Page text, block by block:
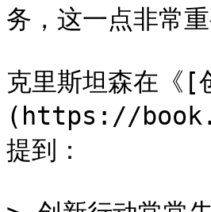
务，这一点非常重
克里斯坦森在《[
(https://
提到：